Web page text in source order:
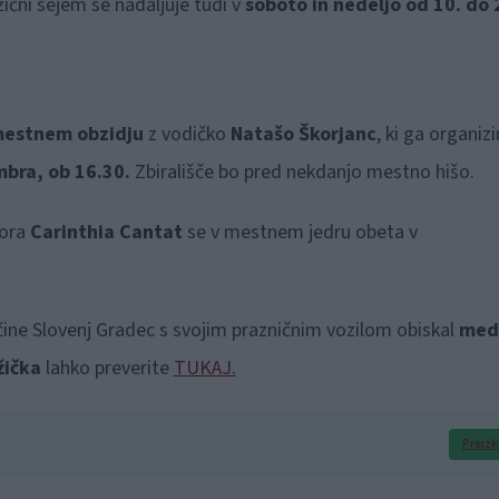
obzidju z vodičko Natašo Škorjanc, ki ga
ob 16.30. Zbirališče bo pred nekdanjo mestno hišo.
Carinthia Cantat se v mestnem jedru obeta v
Slovenj Gradec s svojim prazničnim vozilom obiskal med
lahko preverite TUKAJ.